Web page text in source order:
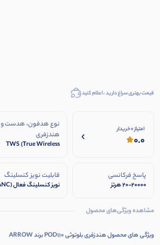
قیمت بهتری سراغ دارید ، اعلام کنید
امتیاز 0 خریدار
0.0
نوع هدفون، هدست و
هندزفری
TWS (True Wireless
پاسخ فرکانسی
۲۰-۲۰۰۰۰ هرتز
قابلیت نویز کنسلینگ
نویز کنسلینگ فعال (ANC)
مشاهده ویژگی‌های محصول
ویژگی های محصول هندزفری بلوتوثی POD110 برند ARROW